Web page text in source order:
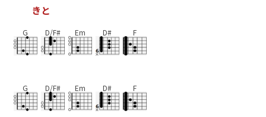
き と
G D/F# Em D# F
G D/F# Em D# F